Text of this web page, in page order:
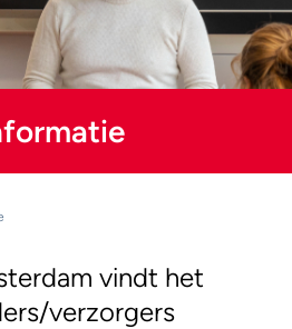
vindt het
verzorgers